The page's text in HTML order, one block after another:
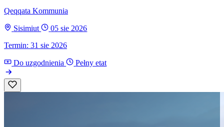
Qeqqata Kommunia
Sisimiut
05 sie 2026
Termin: 31 sie 2026
Do uzgodnienia Pełny etat